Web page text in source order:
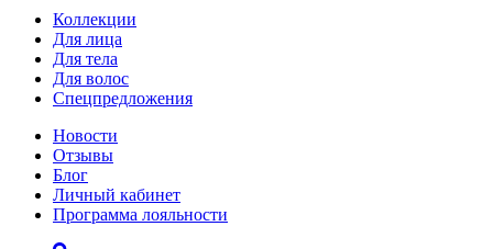
Коллекции
Для лица
Для тела
Для волос
Спецпредложения
Новости
Отзывы
Блог
Личный кабинет
Программа лояльности